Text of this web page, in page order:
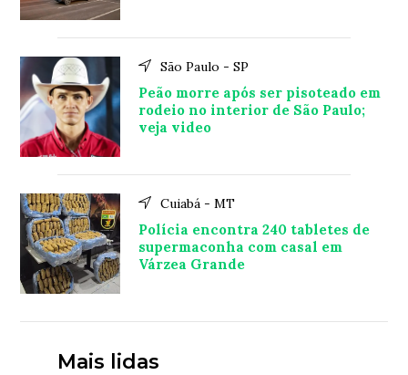
São Paulo - SP
Peão morre após ser pisoteado em
rodeio no interior de São Paulo;
veja video
Cuiabá - MT
Polícia encontra 240 tabletes de
supermaconha com casal em
Várzea Grande
Mais lidas